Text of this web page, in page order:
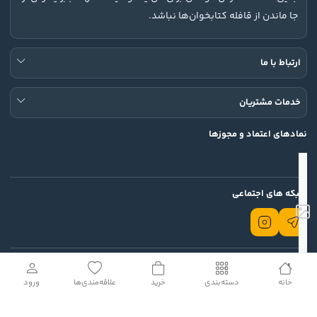
ورود علاقه‌مندی‌ها خرید دسته‌بندی خانه
جا ماندن از قافله کتابخوان‌ها نباشد.
ارتباط با ما
خدمات مشتریان
نمادهای اعتماد و مجوزها
شبکه های اجتماعی
تمامی حقوق این وب سایت محفوظ است.